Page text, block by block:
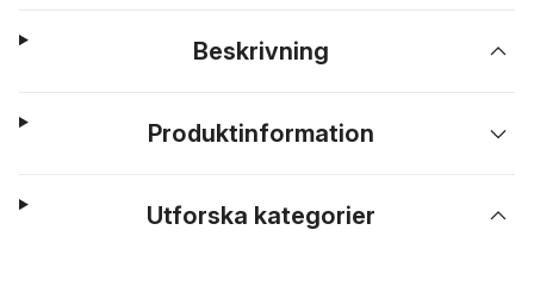
Beskrivning
Produktinformation
Utforska kategorier